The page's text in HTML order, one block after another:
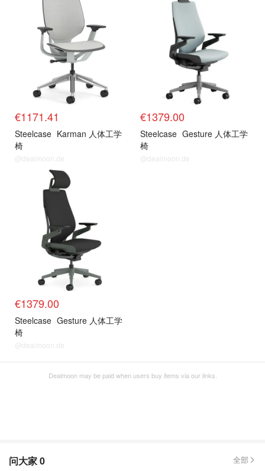
€1171.41
Steelcase Karman 人体工学
椅
@dealmoon.de
€1379.00
Steelcase Gesture 人体工学
椅
@dealmoon.de
€1379.00
Steelcase Gesture 人体工学
椅
@dealmoon.de
Dealmoon may be paid when users buy items via our links.
问大家0 全部